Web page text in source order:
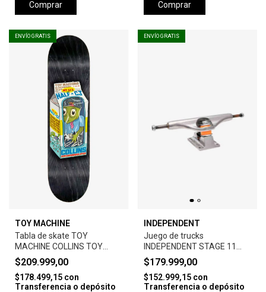
Comprar Comprar
ENVÍO GRATIS
TOY MACHINE
Tabla de skate TOY
MACHINE COLLINS TOY
DOLLS 8.38"
$209.999,00
$178.499,15 con
Transferencia o depósito
ENVÍO GRATIS
INDEPENDENT
Juego de trucks
INDEPENDENT STAGE 11
169 SILVER
$179.999,00
$152.999,15 con
Transferencia o depósito